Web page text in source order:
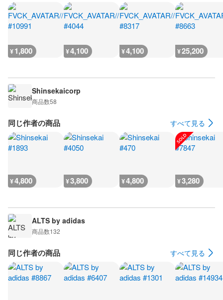
¥1,800 ¥4,100 ¥4,100 ¥25,200
Shinsekaicorp
商品数58
同じ作者の商品 すべて見る
¥4,800 ¥3,800 ¥4,800 ¥3,280
ALTS by adidas
商品数132
同じ作者の商品 すべて見る